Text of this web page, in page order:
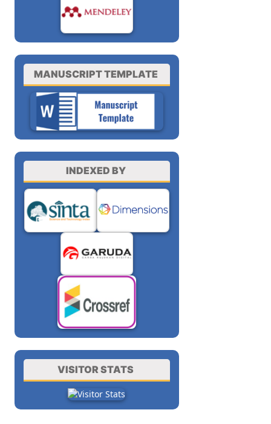
MANUSCRIPT TEMPLATE
INDEXED BY
VISITOR STATS